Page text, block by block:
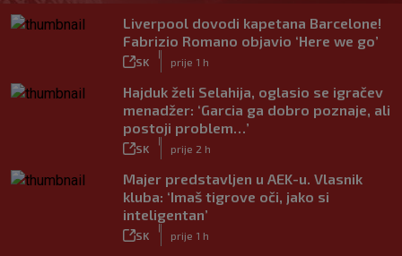
Liverpool dovodi kapetana Barcelone!
Fabrizio Romano objavio ‘Here we go’
SK prije 1 h
Hajduk želi Selahija, oglasio se igračev
menadžer: ‘Garcia ga dobro poznaje, ali
postoji problem…’
SK prije 2 h
Majer predstavljen u AEK-u. Vlasnik
kluba: ‘Imaš tigrove oči, jako si
inteligentan’
SK prije 1 h